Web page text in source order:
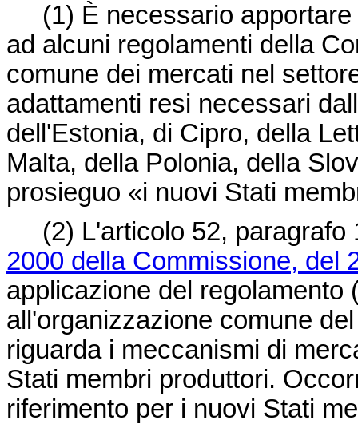
(1) È necessario
ad alcuni regolamenti della
comune dei mercati nel
adattamenti resi necessari
dell'Estonia, di Cipro, della
Malta, della Polonia, della
prosieguo «i nuovi Stati
(2) L'articolo 52,
2000 della Commissione, del
applicazione del regolamento
all'organizzazione comune
riguarda i meccanismi di
Stati membri produttori.
riferimento per i nuovi Stati